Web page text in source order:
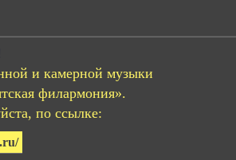
и камерной музыки
филармония».
по ссылке: